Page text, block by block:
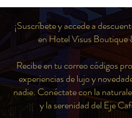
¡Suscríbete y accede a
en Hotel Visus Boutique
Recibe en tu correo códigos
experiencias de lujo y
nadie. Conéctate con la
y la serenidad del Eje